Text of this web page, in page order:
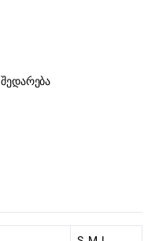
შედარება